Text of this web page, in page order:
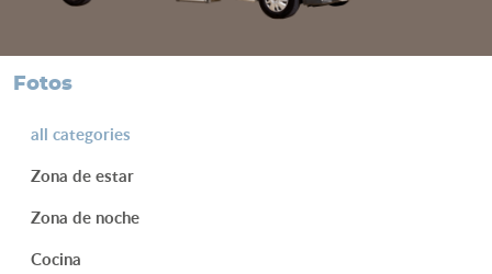
fotos
all categories
Zona de estar
Zona de noche
Cocina